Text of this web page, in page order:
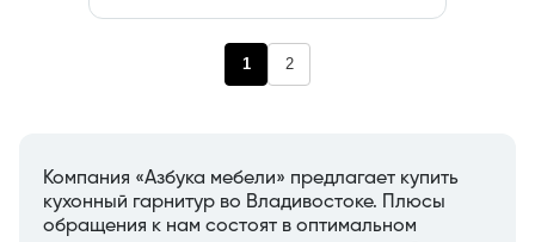
1 2
Компания «Азбука мебели» предлагает купить
кухонный гарнитур во Владивостоке. Плюсы
обращения к нам состоят в оптимальном